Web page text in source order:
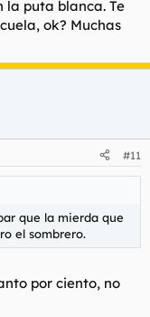
la puta blanca. Te
ok? Muchas
#11
que la mierda que
el sombrero.
por ciento, no